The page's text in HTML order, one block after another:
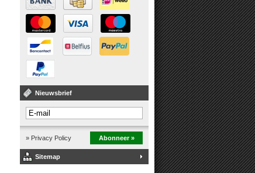
Nieuwsbrief
» Privacy Policy Abonneer »
Sitemap